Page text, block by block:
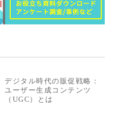
デジタル時代の販促戦略：
ユーザー生成コンテンツ
（UGC）とは